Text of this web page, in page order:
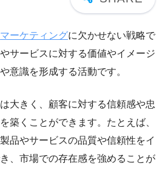
マーケティングに欠かせない戦略で
サービスに対する価値やイメージ
意識を形成する活動です。
大きく、顧客に対する信頼感や忠
築くことができます。たとえば、
品やサービスの品質や信頼性をイ
、市場での存在感を強めることが